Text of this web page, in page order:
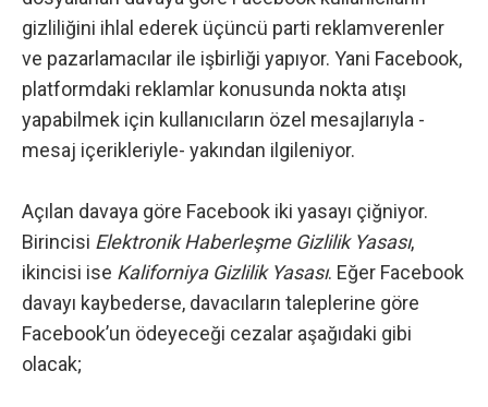
gizliliğini ihlal ederek üçüncü parti reklamverenler
ve pazarlamacılar ile işbirliği yapıyor. Yani Facebook,
platformdaki reklamlar konusunda nokta atışı
yapabilmek için kullanıcıların özel mesajlarıyla -
mesaj içerikleriyle- yakından ilgileniyor.
Açılan davaya göre Facebook iki yasayı çiğniyor.
Birincisi Elektronik Haberleşme Gizlilik Yasası,
ikincisi ise Kaliforniya Gizlilik Yasası. Eğer Facebook
davayı kaybederse, davacıların taleplerine göre
Facebook’un ödeyeceği cezalar aşağıdaki gibi
olacak;